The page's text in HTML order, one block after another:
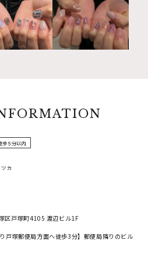
歩５分以内
カ
区戸塚町4105 渡辺ビル1F
り戸塚郵便局方面へ徒歩3分】郵便局隣りのビル